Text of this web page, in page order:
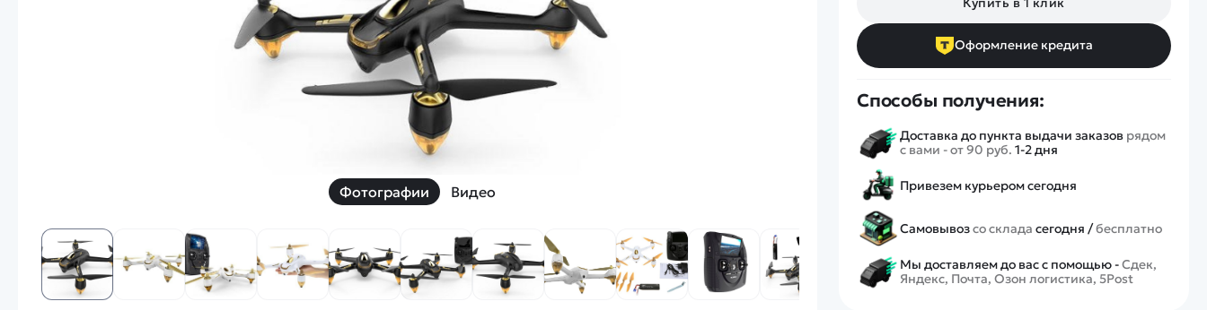
Дроны с 4k камерой
Скоростной катер
Вертолетик для детей ну пульте
Скидки
Смотреть -30%
Фотографии Видео
Оформление кредита
Способы получения:
Доставка до пункта выдачи заказов рядом
с вами - от 90 руб. 1-2 дня
Привезем курьером сегодня
Самовывозсо склада сегодня /бесплатно
Мы доставляем до вас с помощью -Сдек,
Яндекс, Почта, Озон логистика, 5Post
Заказать звонок
Наши соцсети:
Спецтехника
Конструкторы